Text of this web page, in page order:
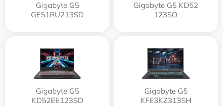
Gigabyte G5
GE51RU213SD
Gigabyte G5 KD52
123SO
Gigabyte G5
KD52EE123SD
Gigabyte G5
KFE3KZ313SH